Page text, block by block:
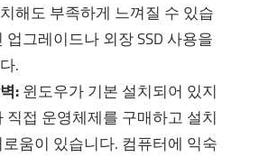
해도 부족하게 느껴질 수 있습
업그레이드나 외장 SSD 사용을
.
:윈도우가 기본 설치되어 있지
직접 운영체제를 구매하고 설치
움이 있습니다. 컴퓨터에 익숙